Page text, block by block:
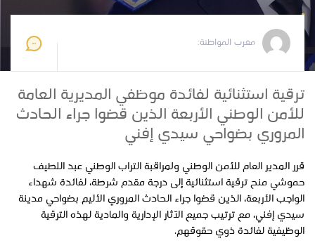
مغرب المواطنة:
ترقية استثنائية لفائدة موظفي المديرية العامة
للأمن الوطني الأربعة الذين قضوا جراء الحادث
المروري بضواحي سيدي إفني
قرر المدير العام للأمن الوطني ولمراقبة التراب الوطني عبد اللطيف
حموشي منح ترقية استثنائية إلى درجة مقدم شرطة، لفائدة شهداء
الواجب الأربعة، الذين قضوا جراء الحادث المروري الأليم بضواحي مدينة
سيدي إفني، مع ترتيب جميع الآثار الإدارية والمادية لهذه الترقية
الوظيفية لفائدة ذوي حقوقهم.